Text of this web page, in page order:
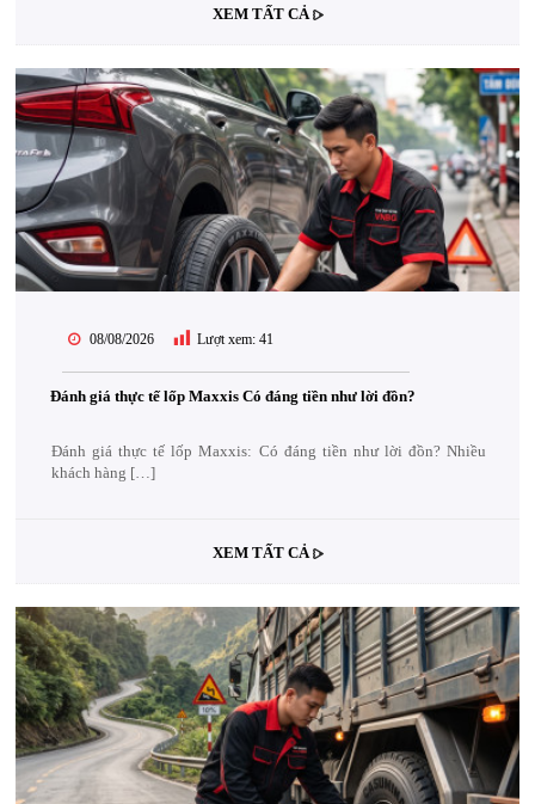
XEM TẤT CẢ
08/08/2026 Lượt xem: 41
Đánh giá thực tế lốp Maxxis Có đáng tiền như lời đồn?
Đánh giá thực tế lốp Maxxis: Có đáng tiền như lời đồn? Nhiều
khách hàng […]
XEM TẤT CẢ